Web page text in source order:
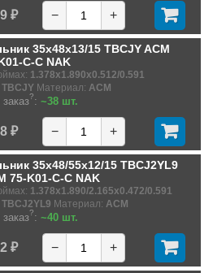
₽ − +
35x48x13/15 TBCJY ACM
C-C NAK
1.378x1.890x0.512/0.591
TBCJY Материал: ACM
?: ~38 шт.
₽ − +
35x48/55x12/15 TBCJ2YL9
75-K01-C-C NAK
1.378x1.890/2.165x0.472/0.591
TBCJ2YL9 Материал: ACM
?: ~40 шт.
₽ − +